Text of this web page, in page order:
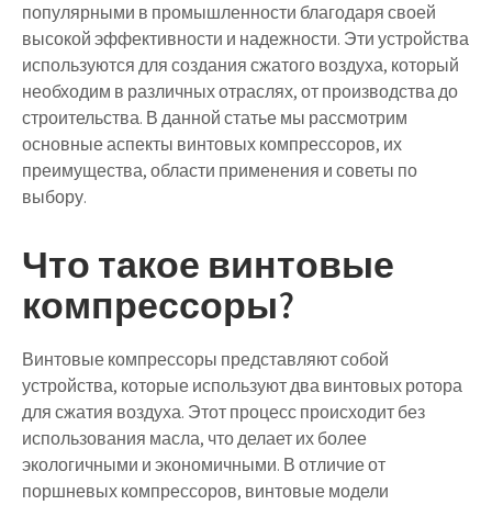
популярными в промышленности благодаря своей
высокой эффективности и надежности. Эти устройства
используются для создания сжатого воздуха, который
необходим в различных отраслях, от производства до
строительства. В данной статье мы рассмотрим
основные аспекты винтовых компрессоров, их
преимущества, области применения и советы по
выбору.
Что такое винтовые
компрессоры?
Винтовые компрессоры представляют собой
устройства, которые используют два винтовых ротора
для сжатия воздуха. Этот процесс происходит без
использования масла, что делает их более
экологичными и экономичными. В отличие от
поршневых компрессоров, винтовые модели